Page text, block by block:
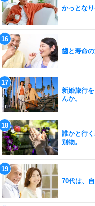
かっとな
歯と寿命の
新婚旅行
んか。
誰かと行
別物。
70代は、